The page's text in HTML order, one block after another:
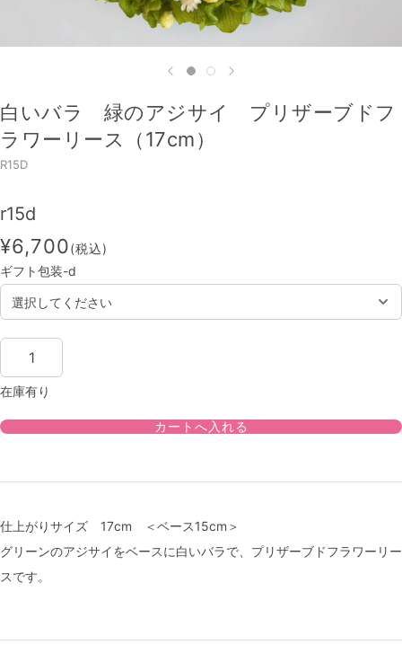
白いバラ 緑のアジサイ プリザーブドフ
ラワーリース（17cm）
R15D
r15d
¥6,700(税込)
ギフト包装-d
在庫有り
仕上がりサイズ 17cm ＜ベース15cm＞
グリーンのアジサイをベースに白いバラで、プリザーブドフラワーリー
スです。